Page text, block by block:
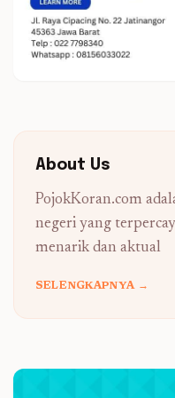
About Us
PojokKoran.com
negeri yang
menarik dan aktual
SELENGKAPNYA →